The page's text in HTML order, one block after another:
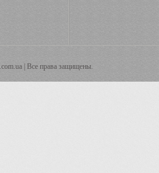
| Все права защищены.